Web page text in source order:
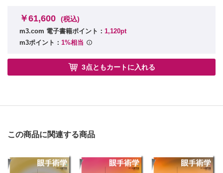
4．infusion misdirection syndrome（IMS）
5．創口熱傷
6．Descemet膜剝離
2．眼圧上昇
7．前嚢収縮
9．術後眼内炎
￥61,600 (税込)
m3.com 電子書籍ポイント： 1,120pt
m3ポイント： 1%相当
3点ともカートに入れる
この商品に関連する商品